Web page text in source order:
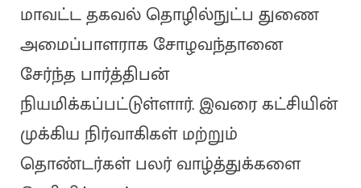
மாவட்ட தகவல் தொழில்நுட்ப துணை
அமைப்பாளராக சோழவந்தானை
சேர்ந்த பார்த்திபன்
நியமிக்கப்பட்டுள்ளார். இவரை கட்சியின்
முக்கிய நிர்வாகிகள் மற்றும்
தொண்டர்கள் பலர் வாழ்த்துக்களை